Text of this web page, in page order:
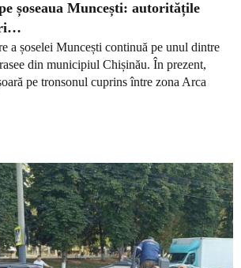
șoseaua Muncești: autoritățile
a șoselei Muncești continuă pe unul dintre
din municipiul Chișinău. În prezent,
pe tronsonul cuprins între zona Arca